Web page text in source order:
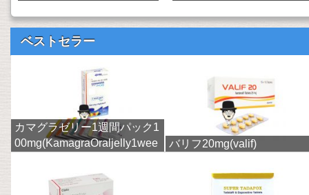
ベストセラー
カマグラゼリー1週間パック1
00mg(KamagraOraljelly1wee
バリフ20mg(valif)